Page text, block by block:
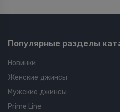
Популярные разделы
Новинки
Женские джинсы
Мужские джинсы
Prime Line